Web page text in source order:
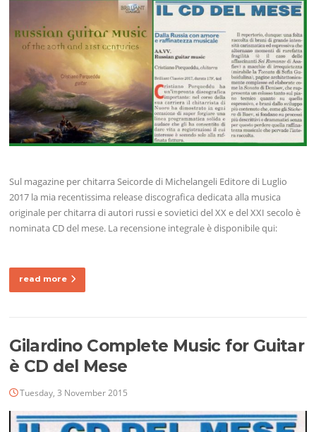
Sul magazine per chitarra Seicorde di Michelangeli Editore di Luglio
2017 la mia recentissima release discografica dedicata alla musica
originale per chitarra di autori russi e sovietici del XX e del XXI secolo è
nominata CD del mese. La recensione integrale è disponibile qui:
read more
Gilardino Complete Music for Guitar
è CD del Mese
Tuesday, 3 November 2015